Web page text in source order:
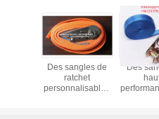
Des sangles de
ratchet
personnalisables
Des